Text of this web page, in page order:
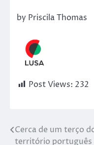
by Priscila Thomas
Post Views: 232
Cerca de um terço
território português